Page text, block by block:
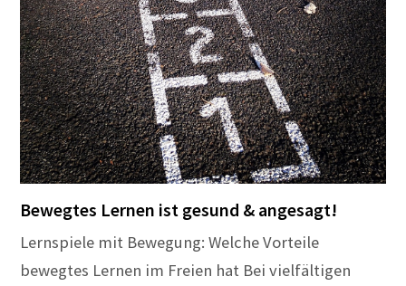
Bewegtes Lernen ist gesund & angesagt!
Lernspiele mit Bewegung: Welche Vorteile
bewegtes Lernen im Freien hat Bei vielfältigen